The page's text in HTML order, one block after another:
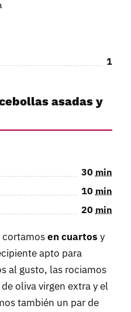
1
asadas y
30 min
10 min
20 min
cortamosen cuartos y
apto para
al gusto, las rociamos
oliva virgen extra y el
también un par de